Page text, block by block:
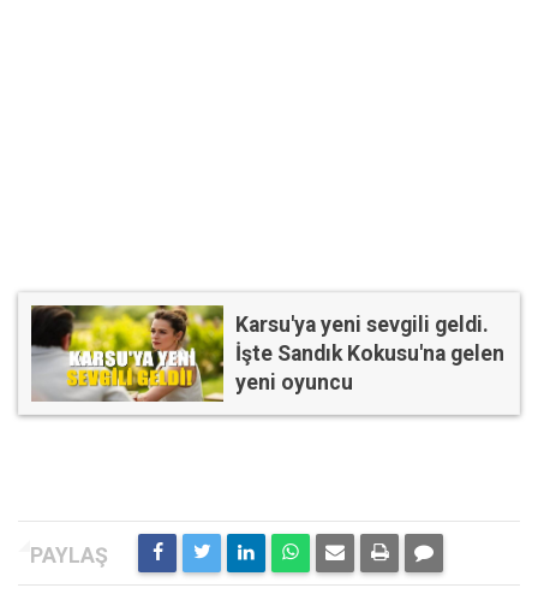
Karsu'ya yeni sevgili geldi.
İşte Sandık Kokusu'na gelen
yeni oyuncu